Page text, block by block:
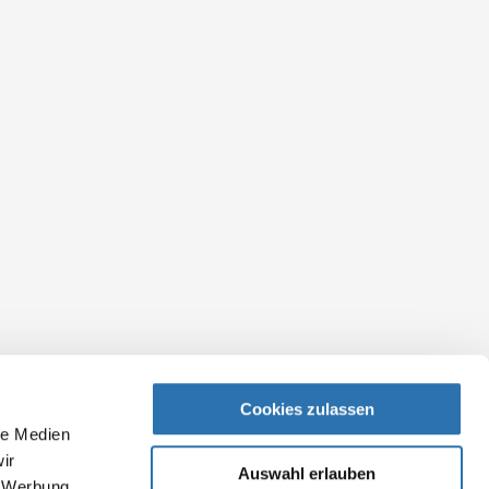
Medien
Cookies zulassen
Auswahl erlauben